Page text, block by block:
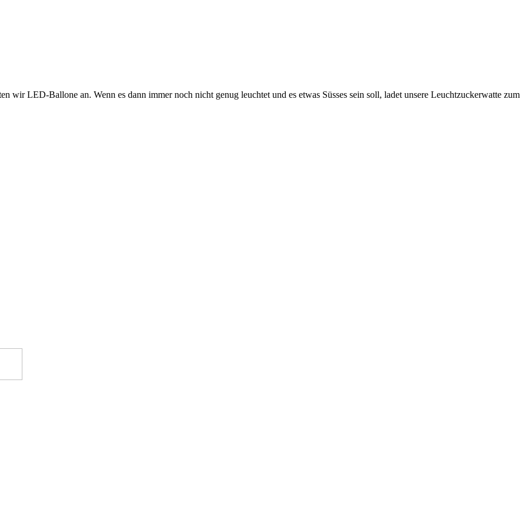
wir LED-Ballone an. Wenn es dann immer noch nicht genug leuchtet und es etwas Süsses sein soll, ladet unsere Leuchtzuckerwatte zum